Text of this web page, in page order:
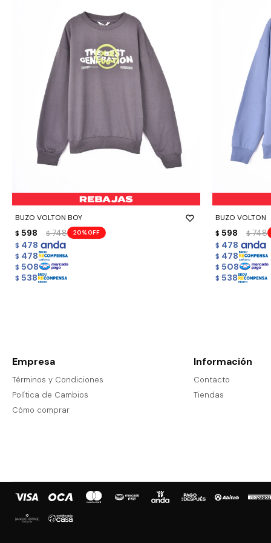
BUZO VOLTON BOY
$ 598 $ 748 20
$ 478
$ 478
$ 508
$ 538
- +
BUZO VOLTON
$ 598 $ 748
$ 478
$ 478
$ 508
$ 538
- +
Empresa
Términos y Condiciones
Política de Cambios
Cómo comprar
Información
Contacto
Tiendas